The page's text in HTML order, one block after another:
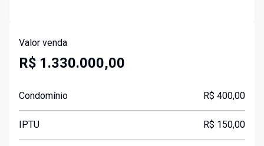
Valor venda
R$ 1.330.000,00
Condomínio R$ 400,00
IPTU R$ 150,00